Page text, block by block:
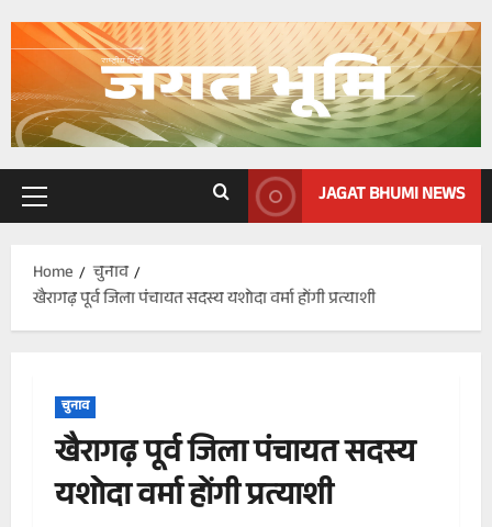
Primary
JAGAT BHUMI NEWS
Home
चुनाव
खैरागढ़ पूर्व जिला पंचायत सदस्य यशोदा वर्मा होंगी प्रत्याशी
चुनाव
खैरागढ़ पूर्व जिला पंचायत सदस्य
यशोदा वर्मा होंगी प्रत्याशी